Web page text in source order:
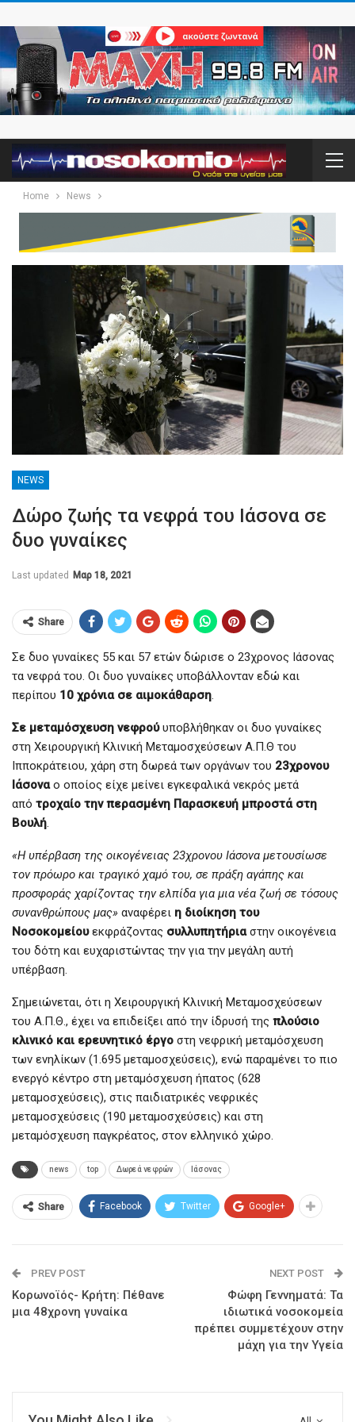
Home News
NEWS
Δώρο ζωής τα νεφρά του Ιάσονα σε
δυο γυναίκες
Last updated Μαρ 18, 2021
Share
Σε δυο γυναίκες 55 και 57 ετών δώρισε ο 23χρονος Ιάσονας
τα νεφρά του. Οι δυο γυναίκες υποβάλλονταν εδώ και
περίπου 10 χρόνια σε αιμοκάθαρση.
Σε μεταμόσχευση νεφρούυποβλήθηκαν οι δυο γυναίκες
στη Χειρουργική Κλινική Μεταμοσχεύσεων Α.Π.Θ του
Ιπποκράτειου, χάρη στη δωρεά των οργάνων του 23χρονου
Ιάσοναο οποίος είχε μείνει εγκεφαλικά νεκρός μετά
από τροχαίο την περασμένη Παρασκευή μπροστά στη
Βουλή.
«Η υπέρβαση της οικογένειας 23χρονου Ιάσονα μετουσίωσε
τον πρόωρο και τραγικό χαμό του, σε πράξη αγάπης και
προσφοράς χαρίζοντας την ελπίδα για μια νέα ζωή σε τόσους
συνανθρώπους μας» αναφέρει η διοίκηση του
Νοσοκομείουεκφράζοντας συλλυπητήριαστην οικογένεια
του δότη και ευχαριστώντας την για την μεγάλη αυτή
υπέρβαση.
Σημειώνεται, ότι η Χειρουργική Κλινική Μεταμοσχεύσεων
του Α.Π.Θ., έχει να επιδείξει από την ίδρυσή της πλούσιο
κλινικό και ερευνητικό έργο στη νεφρική μεταμόσχευση
των ενηλίκων (1.695 μεταμοσχεύσεις), ενώ παραμένει το πιο
ενεργό κέντρο στη μεταμόσχευση ήπατος (628
μεταμοσχεύσεις), στις παιδιατρικές νεφρικές
μεταμοσχεύσεις (190 μεταμοσχεύσεις) και στη
μεταμόσχευση παγκρέατος, στον ελληνικό χώρο.
news top Δωρεά νεφρών Ιάσονας
Share Facebook Twitter Google+
PREV POST
Κορωνοϊός- Κρήτη: Πέθανε
μια 48χρονη γυναίκα
NEXT POST
Φώφη Γεννηματά: Τα
ιδιωτικά νοσοκομεία
πρέπει συμμετέχουν στην
μάχη για την Υγεία